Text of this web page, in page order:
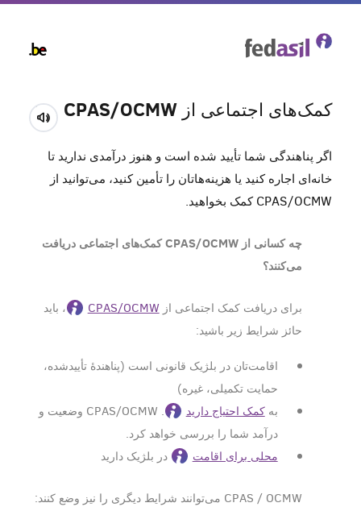
کمک‌های اجتماعی از CPAS/OCMW
اگر پناهندگی شما تأیید شده است و هنوز درآمدی ندارید تا
خانه‌ای اجاره کنید یا هزینه‎‌هاتان را تأمین کنید، می‌توانید از
CPAS/OCMW کمک بخواهید.
چه کسانی از CPAS/OCMW کمک‌های اجتماعی دریافت
می‌کنند؟
برای دریافت کمک اجتماعی ازCPAS/OCMW
، باید
حائز شرایط زیر باشید:
اقامت‌تان در بلژیک قانونی است (پناهندۀ تأیید‌شده،
حمایت تکمیلی، غیره)
بهکمک احتیاج دارید
. CPAS/OCMW وضعیت و
درآمد شما را بررسی خواهد کرد.
محلی برای اقامت
در بلژیک دارید
CPAS / OCMW می‌توانند شرایط دیگری را نیز وضع کنند: